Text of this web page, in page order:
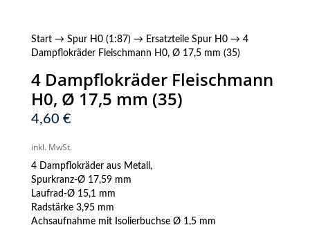
Start→ Spur H0 (1:87)→ Ersatzteile Spur H0→ 4
Dampflokräder Fleischmann H0, Ø 17,5 mm (35)
4 Dampflokräder Fleischmann
H0, Ø 17,5 mm (35)
4,60 €
inkl. MwSt.
4 Dampflokräder aus Metall,
Spurkranz-Ø 17,59 mm
Laufrad-Ø 15,1 mm
Radstärke 3,95 mm
Achsaufnahme mit Isolierbuchse Ø 1,5 mm